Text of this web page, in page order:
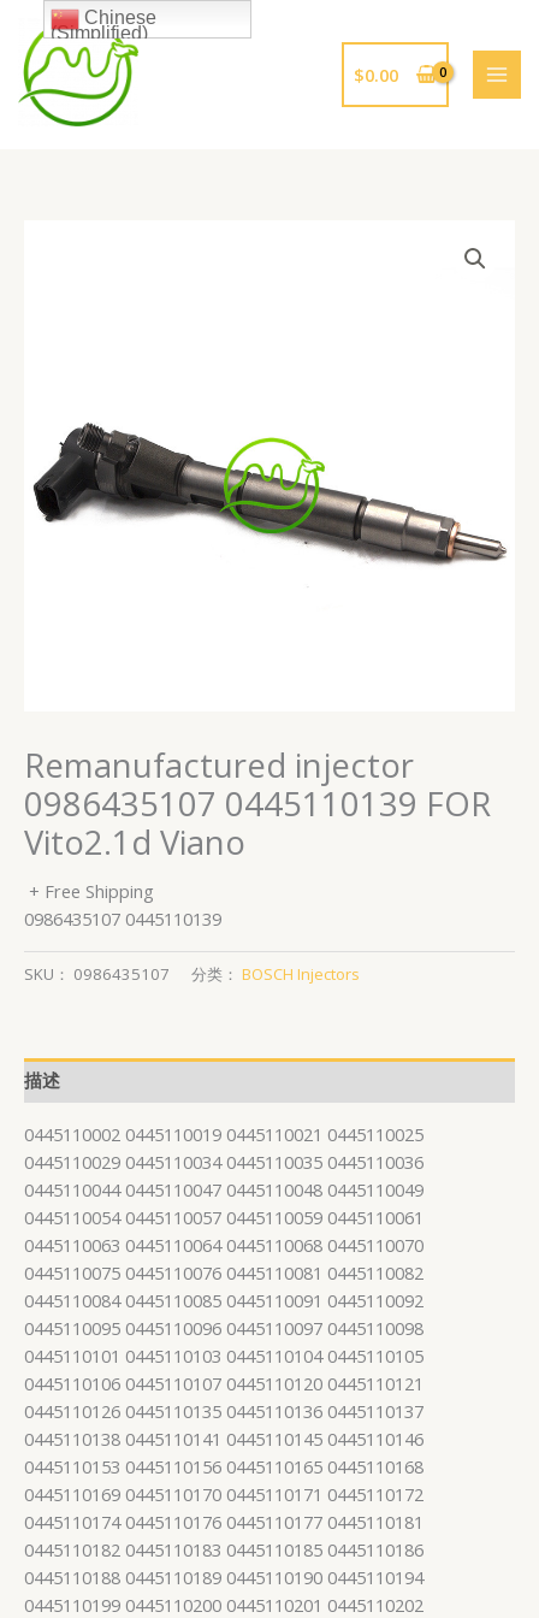
$0.00
Remanufactured injector
0986435107 0445110139 FOR
Vito2.1d Viano
+ Free Shipping
0986435107 0445110139
SKU： 0986435107 分类： BOSCH Injectors
描述
0445110002 0445110019 0445110021 0445110025
0445110029 0445110034 0445110035 0445110036
0445110044 0445110047 0445110048 0445110049
0445110054 0445110057 0445110059 0445110061
0445110063 0445110064 0445110068 0445110070
0445110075 0445110076 0445110081 0445110082
0445110084 0445110085 0445110091 0445110092
0445110095 0445110096 0445110097 0445110098
0445110101 0445110103 0445110104 0445110105
0445110106 0445110107 0445110120 0445110121
0445110126 0445110135 0445110136 0445110137
0445110138 0445110141 0445110145 0445110146
0445110153 0445110156 0445110165 0445110168
0445110169 0445110170 0445110171 0445110172
0445110174 0445110176 0445110177 0445110181
0445110182 0445110183 0445110185 0445110186
0445110188 0445110189 0445110190 0445110194
0445110199 0445110200 0445110201 0445110202
Chinese
(Simplified)